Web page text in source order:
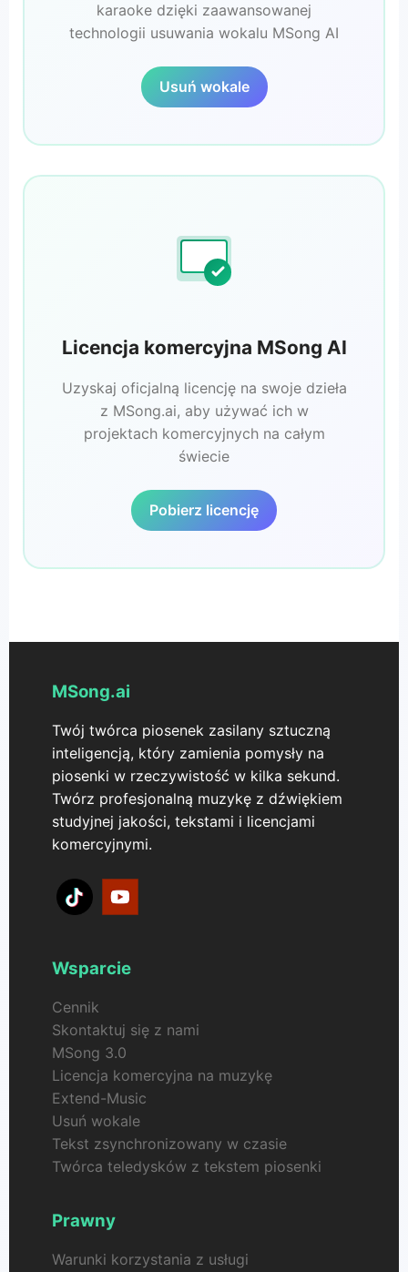
karaoke dzięki zaawansowanej
technologii usuwania wokalu MSong AI
Usuń wokale
Licencja komercyjna MSong AI
Uzyskaj oficjalną licencję na swoje dzieła
z MSong.ai, aby używać ich w
projektach komercyjnych na całym
świecie
Pobierz licencję
MSong.ai
Twój twórca piosenek zasilany sztuczną
inteligencją, który zamienia pomysły na
piosenki w rzeczywistość w kilka sekund.
Twórz profesjonalną muzykę z dźwiękiem
studyjnej jakości, tekstami i licencjami
komercyjnymi.
Wsparcie
Cennik
Skontaktuj się z nami
MSong 3.0
Licencja komercyjna na muzykę
Extend-Music
Usuń wokale
Tekst zsynchronizowany w czasie
Twórca teledysków z tekstem piosenki
Prawny
Warunki korzystania z usługi